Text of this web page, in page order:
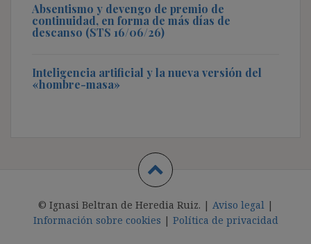
Absentismo y devengo de premio de
continuidad, en forma de más días de
descanso (STS 16/06/26)
Inteligencia artificial y la nueva versión del
«hombre-masa»
© Ignasi Beltran de Heredia Ruiz. | Aviso legal |
Información sobre cookies | Política de privacidad